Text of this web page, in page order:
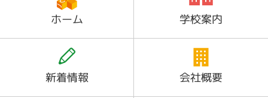
ホーム 学校案内
新着情報 会社概要